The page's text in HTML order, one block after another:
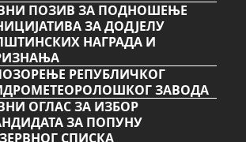
ПОЗИВ ЗА ПОДНОШЕЊЕ
ЗА ДОДЈЕЛУ
НАГРАДА И
РЕПУБЛИЧКОГ
ЗАВОДА
ОГЛАС ЗА ИЗБОР
ЗА ПОПУНУ
СПИСКА